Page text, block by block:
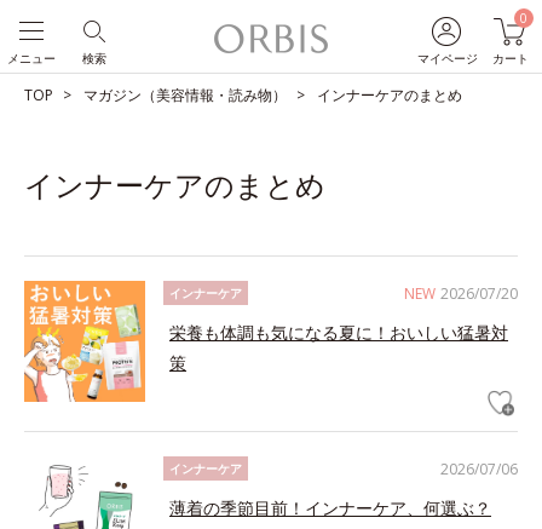
マイページ
0
カート
検索
メニュー
TOP マガジン（美容情報・読み物） インナーケアのまとめ
インナーケアのまとめ
NEW 2026/07/20
インナーケア
栄養も体調も気になる夏に！おいしい猛暑対
策
2026/07/06
インナーケア
薄着の季節目前！インナーケア、何選ぶ？